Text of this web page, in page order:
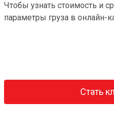
Чтобы узнать стоимость и
параметры груза в онлайн-
Стать